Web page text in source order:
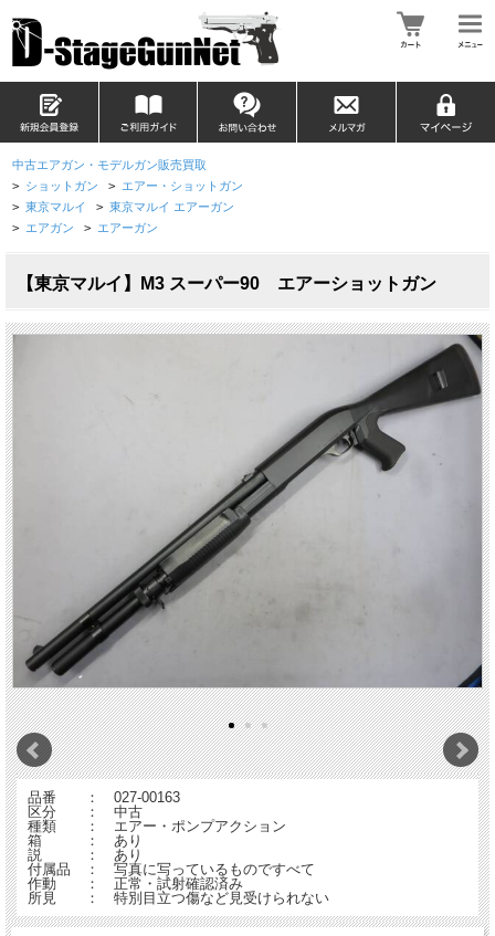
中古エアガン・モデルガン販売買取
> ショットガン > エアー・ショットガン
> 東京マルイ > 東京マルイ エアーガン
> エアガン > エアーガン
【東京マルイ】M3 スーパー90 エアーショットガン
品番 ： 027-00163
区分 ： 中古
種類 ： エアー・ポンプアクション
箱 ： あり
説 ： あり
付属品 ： 写真に写っているものですべて
作動 ： 正常・試射確認済み
所見 ： 特別目立つ傷など見受けられない